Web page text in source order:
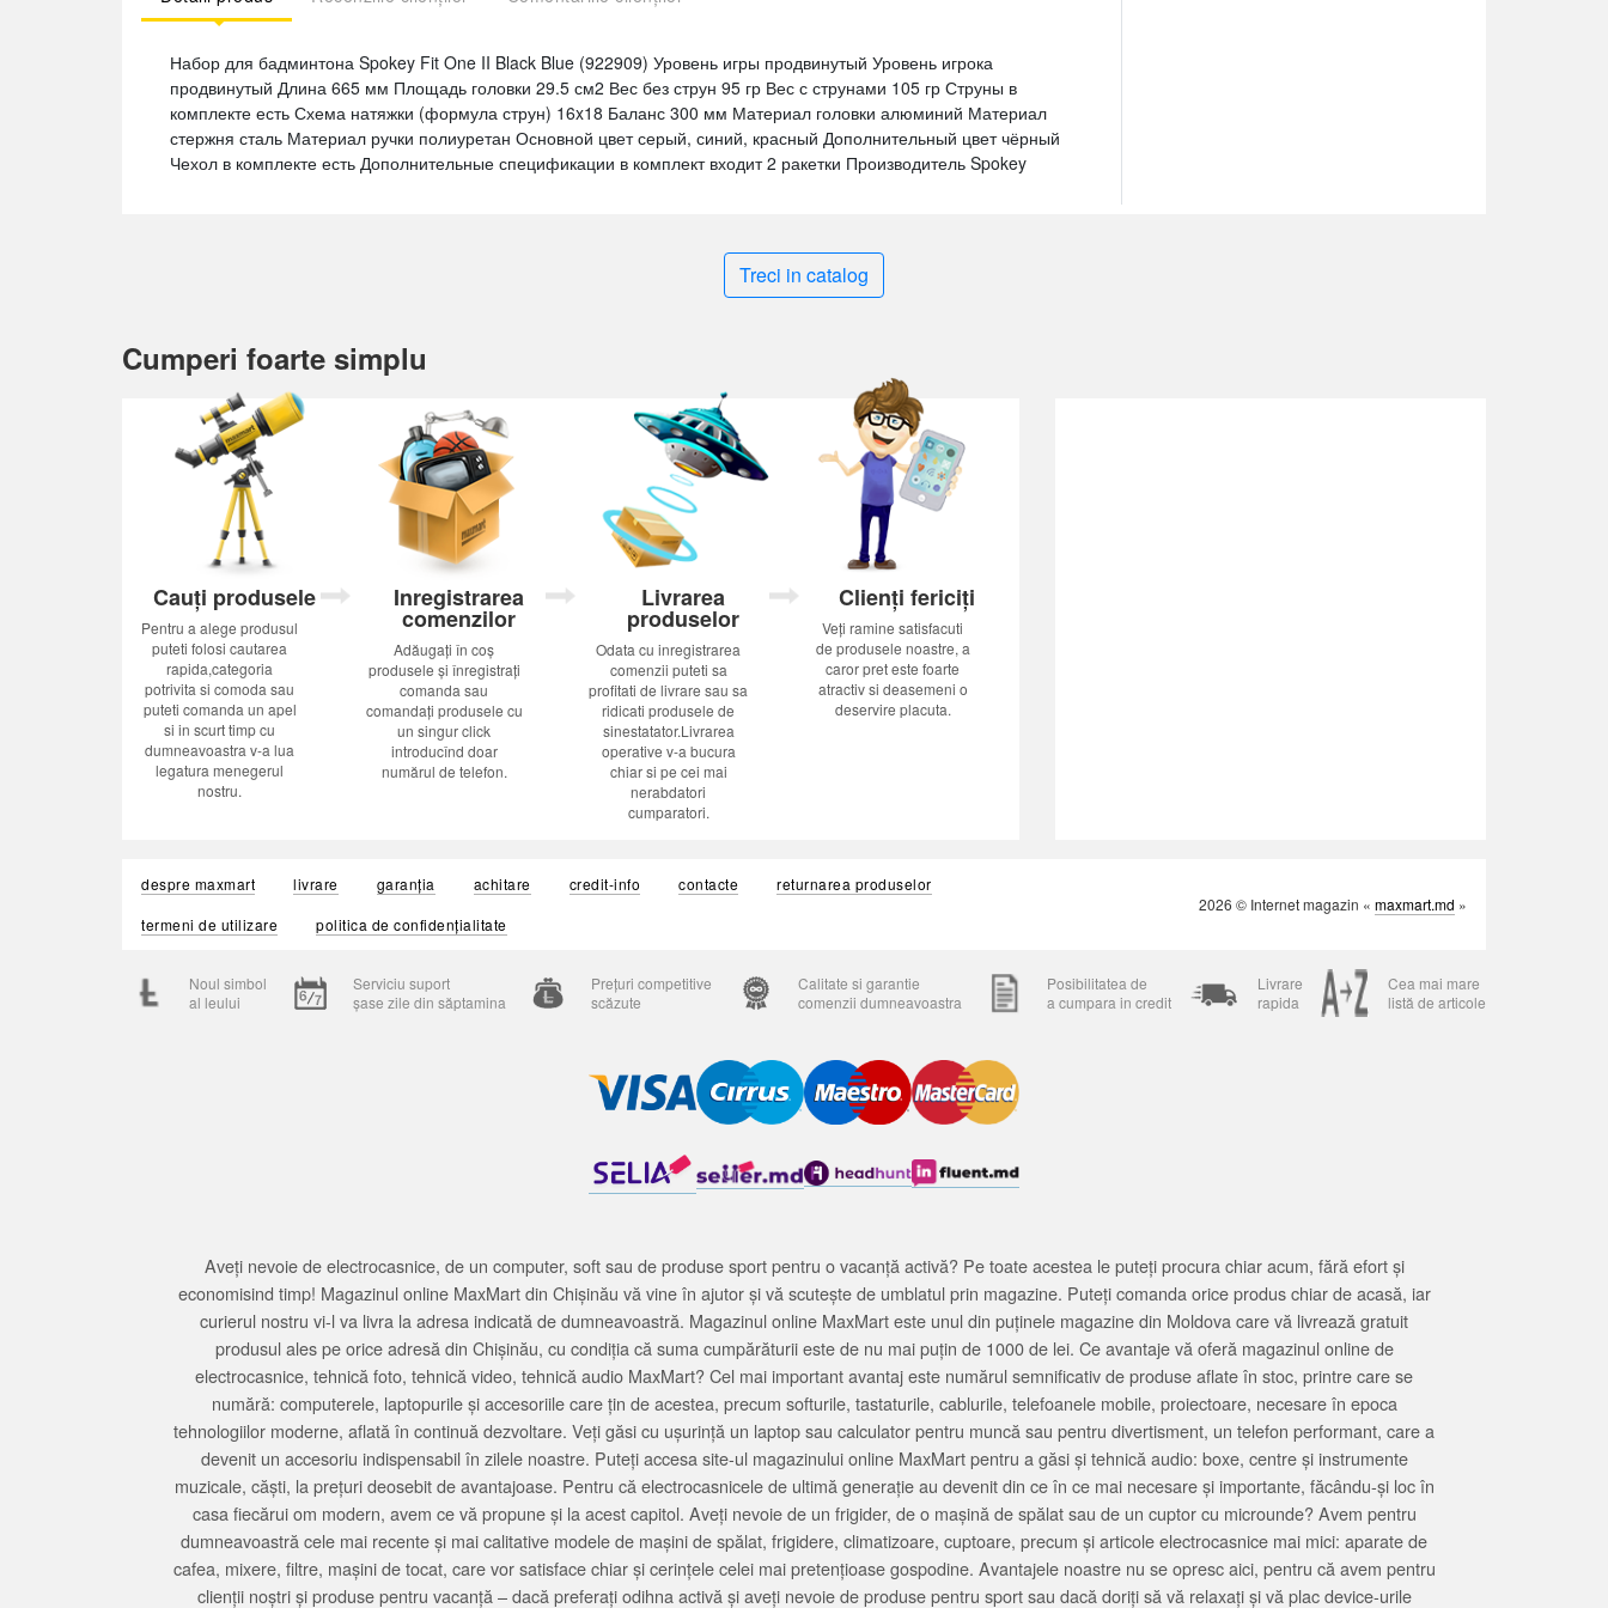
Набор для бадминтона Spokey Fit One II Black Blue (922909) Уровень игры продвинутый Уровень игрока
продвинутый Длина 665 мм Площадь головки 29.5 см2 Вес без струн 95 гр Вес с струнами 105 гр Струны в
комплекте есть Схема натяжки (формула струн) 16x18 Баланс 300 мм Материал головки алюминий Материал
стержня сталь Материал ручки полиуретан Основной цвет серый, синий, красный Дополнительный цвет чёрный
Чехол в комплекте есть Дополнительные спецификации в комплект входит 2 ракетки Производитель Spokey
Treci in catalog
Cumperi foarte simplu
Cauți produsele
Pentru a alege produsul
puteti folosi cautarea
rapida,categoria
potrivita si comoda sau
puteti comanda un apel
si in scurt timp cu
dumneavoastra v-a lua
legatura menegerul
nostru.
Inregistrarea
comenzilor
Adăugați în coș
produsele și înregistrați
comanda sau
comandați produsele cu
un singur click
introducînd doar
numărul de telefon.
Livrarea
produselor
Odata cu inregistrarea
comenzii puteti sa
profitati de livrare sau sa
ridicati produsele de
sinestatator.Livrarea
operative v-a bucura
chiar si pe cei mai
nerabdatori
cumparatori.
Clienți fericiți
Veți ramine satisfacuti
de produsele noastre, a
caror pret este foarte
atractiv si deasemeni o
deservire placuta.
despre maxmart livrare garanția achitare credit-info contacte
returnarea produselor
termeni de utilizare
politica de confidențialitate
2026 © Internet magazin « maxmart.md »
Noul simbol
al leului
Serviciu suport
șase zile din săptamina
Prețuri competitive
scăzute
Calitate si garantie
comenzii dumneavoastra
Posibilitatea de
a cumpara in credit
Livrare
rapida
Cea mai mare
listă de articole
Aveți nevoie de electrocasnice, de un computer, soft sau de produse sport pentru o vacanță activă? Pe toate acestea le puteți procura chiar acum, fără efort și
economisind timp! Magazinul online MaxMart din Chișinău vă vine în ajutor și vă scutește de umblatul prin magazine. Puteți comanda orice produs chiar de acasă, iar
curierul nostru vi-l va livra la adresa indicată de dumneavoastră. Magazinul online MaxMart este unul din puținele magazine din Moldova care vă livrează gratuit
produsul ales pe orice adresă din Chișinău, cu condiția că suma cumpărăturii este de nu mai puțin de 1000 de lei. Ce avantaje vă oferă magazinul online de
electrocasnice, tehnică foto, tehnică video, tehnică audio MaxMart? Cel mai important avantaj este numărul semnificativ de produse aflate în stoc, printre care se
numără: computerele, laptopurile și accesoriile care țin de acestea, precum softurile, tastaturile, cablurile, telefoanele mobile, proiectoare, necesare în epoca
tehnologiilor moderne, aflată în continuă dezvoltare. Veți găsi cu ușurință un laptop sau calculator pentru muncă sau pentru divertisment, un telefon performant, care a
devenit un accesoriu indispensabil în zilele noastre. Puteți accesa site-ul magazinului online MaxMart pentru a găsi și tehnică audio: boxe, centre și instrumente
muzicale, căști, la prețuri deosebit de avantajoase. Pentru că electrocasnicele de ultimă generație au devenit din ce în ce mai necesare și importante, făcându-și loc în
casa fiecărui om modern, avem ce vă propune și la acest capitol. Aveți nevoie de un frigider, de o mașină de spălat sau de un cuptor cu microunde? Avem pentru
dumneavoastră cele mai recente și mai calitative modele de mașini de spălat, frigidere, climatizoare, cuptoare, precum și articole electrocasnice mai mici: aparate de
cafea, mixere, filtre, mașini de tocat, care vor satisface chiar și cerințele celei mai pretențioase gospodine. Avantajele noastre nu se opresc aici, pentru că avem pentru
clienții noștri și produse pentru vacanță – dacă preferați odihna activă și aveți nevoie de produse pentru sport sau dacă doriți să vă relaxați și vă plac device-urile